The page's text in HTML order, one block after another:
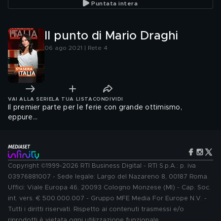
Puntata intera
Il punto di Mario Draghi
06 ago 2021 | Rete 4
VAI ALLA SERIE LA TUA LISTA CONDIVIDI
Il premier parte per le ferie con grande ottimismo,
eppure...
Copyright ©1999-2026 RTI Business Digital - RTI S.p.A.: p. iva
03976881007 - Sede legale: Largo del Nazareno 8, 00187 Roma.
Uffici: Viale Europa 46, 20093 Cologno Monzese (MI) - Cap. Soc.
int. vers. € 500.000.007 - Gruppo MFE Media For Europe N.V. -
Tutti i diritti riservati. Rispetto ai contenuti trasmessi e/o